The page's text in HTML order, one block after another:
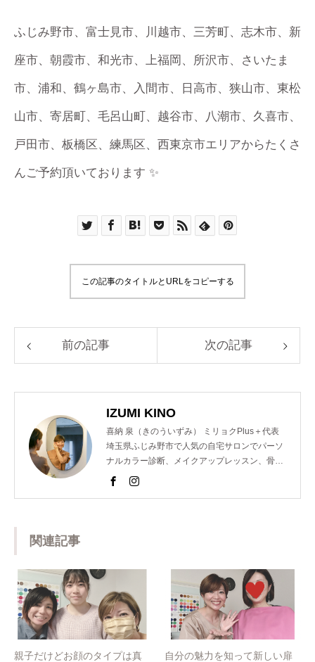
ふじみ野市、富士見市、川越市、三芳町、志木市、新
座市、朝霞市、和光市、上福岡、所沢市、さいたま
市、浦和、鶴ヶ島市、入間市、日高市、狭山市、東松
山市、寄居町、毛呂山町、越谷市、八潮市、久喜市、
戸田市、板橋区、練馬区、西東京市エリアからたくさ
んご予約頂いております ✨
この記事のタイトルとURLをコピーする
前の記事 次の記事
IZUMI KINO
喜納 泉（きのういずみ） ミリョクPlus＋代表
埼玉県ふじみ野市で人気の自宅サロンでパーソ
ナルカラー診断、メイクアップレッスン、骨格
診断、顔診断、ショッピング同行のメニューを
当するなど多岐にわたり活躍中。
関連記事
親子だけどお顔のタイプは真
自分の魅力を知って新しい扉